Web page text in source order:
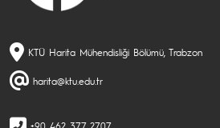
KTÜ Harita Mühendisliği Bölümü, Trabzon
harita@ktu.edu.tr